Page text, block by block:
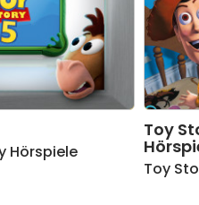
Jessie
Jimmy
Hörspiele
Toy
Toy